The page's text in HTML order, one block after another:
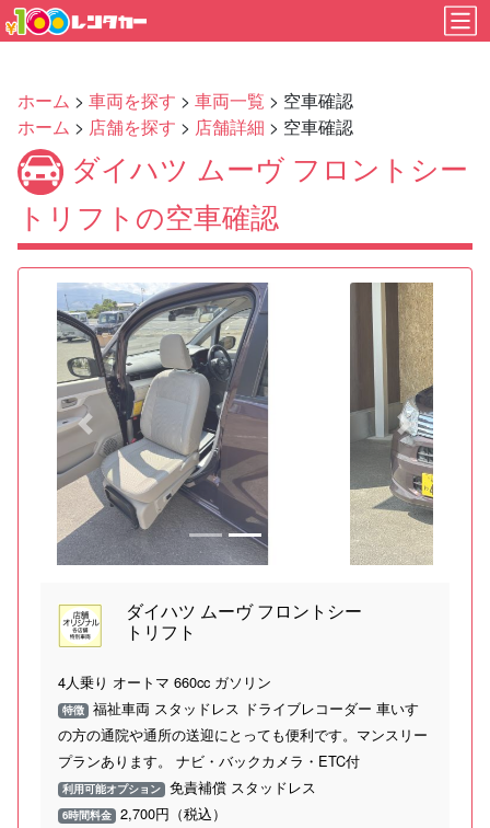
ホーム > 車両を探す > 車両一覧 > 空車確認
ホーム > 店舗を探す > 店舗詳細 > 空車確認
ダイハツ ムーヴ フロントシー
トリフトの空車確認
Previous Next
ダイハツ ムーヴ フロントシー
トリフト
4人乗り オートマ 660cc ガソリン
特徴 福祉車両 スタッドレス ドライブレコーダー 車いす
の方の通院や通所の送迎にとっても便利です。マンスリー
プランあります。 ナビ・バックカメラ・ETC付
利用可能オプション 免責補償 スタッドレス
6時間料金 2,700円（税込）